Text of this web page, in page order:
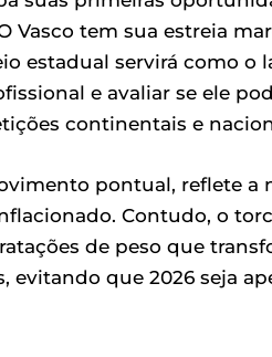
tem sua estreia
estadual servirá como o
e avaliar se ele
continentais e
pontual, reflete a
Contudo, o
de peso que
que 2026 seja